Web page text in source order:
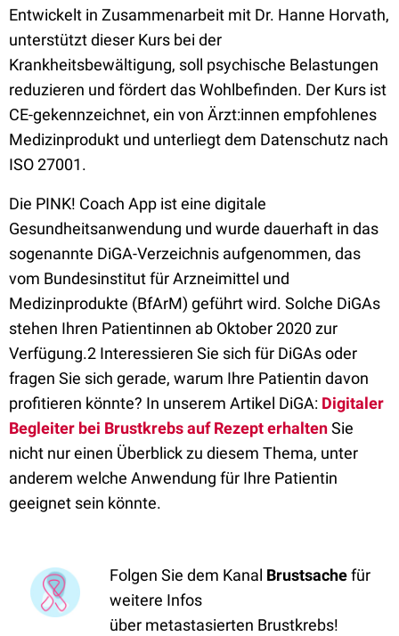
Entwickelt in Zusammenarbeit mit Dr. Hanne Horvath,
unterstützt dieser Kurs bei der
Krankheitsbewältigung, soll psychische Belastungen
reduzieren und fördert das Wohlbefinden. Der Kurs ist
CE-gekennzeichnet, ein von Ärzt:innen empfohlenes
Medizinprodukt und unterliegt dem Datenschutz nach
ISO 27001.
Die PINK! Coach App ist eine digitale
Gesundheitsanwendung und wurde dauerhaft in das
sogenannte DiGA-Verzeichnis aufgenommen, das
vom Bundesinstitut für Arzneimittel und
Medizinprodukte (BfArM) geführt wird. Solche DiGAs
stehen Ihren Patientinnen ab Oktober 2020 zur
Verfügung.2 Interessieren Sie sich für DiGAs oder
fragen Sie sich gerade, warum Ihre Patientin davon
profitieren könnte? In unserem Artikel DiGA: Digitaler
Begleiter bei Brustkrebs auf Rezept erhaltenSie
nicht nur einen Überblick zu diesem Thema, unter
anderem welche Anwendung für Ihre Patientin
geeignet sein könnte.
Folgen Sie dem Kanal Brustsachefür
weitere Infos
über metastasierten Brustkrebs!